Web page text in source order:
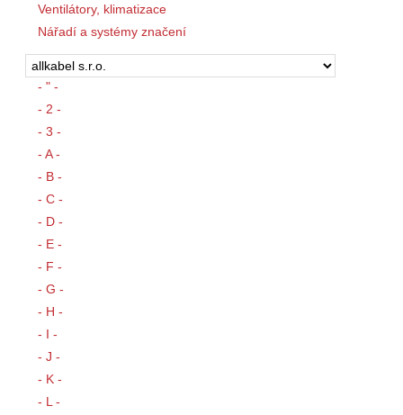
Ventilátory, klimatizace
Nářadí a systémy značení
- " -
- 2 -
- 3 -
- A -
- B -
- C -
- D -
- E -
- F -
- G -
- H -
- I -
- J -
- K -
- L -